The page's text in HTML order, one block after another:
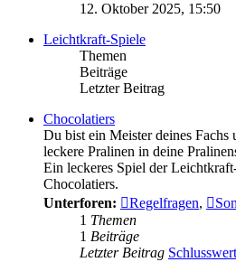
Beitrag
12. Oktober 2025, 15:50
Leichtkraft-Spiele
Themen
Beiträge
Letzter Beitrag
Chocolatiers
Du bist ein Meister deines Fachs
leckere Pralinen in deine
Ein leckeres Spiel der
Chocolatiers.
Unterforen:
Regelfragen,
1 Themen
1 Beiträge
Letzter Beitrag